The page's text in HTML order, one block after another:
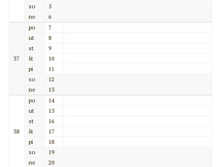
so
5
ne
6
37
po
7
ut
8
st
9
št
10
pi
11
so
12
ne
13
38
po
14
ut
15
st
16
št
17
pi
18
so
19
ne
20